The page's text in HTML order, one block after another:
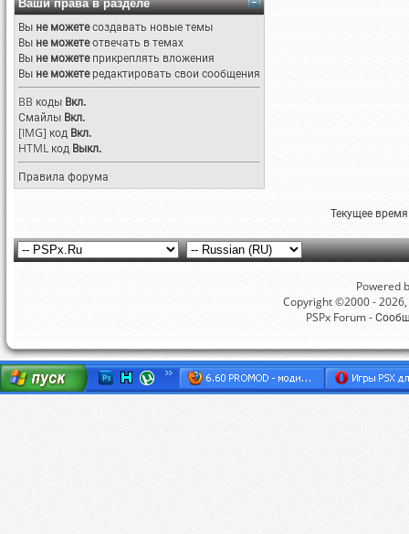
Ваши права в разделе
Вы не можетесоздавать новые темы
Вы не можетеотвечать в темах
Вы не можетеприкреплять вложения
Вы не можетередактировать свои сообщения
BB коды Вкл.
Смайлы Вкл.
[IMG] код Вкл.
HTML код Выкл.
Правила форума
Текущее
Powered
Copyright ©2000 -
PSPx Forum -